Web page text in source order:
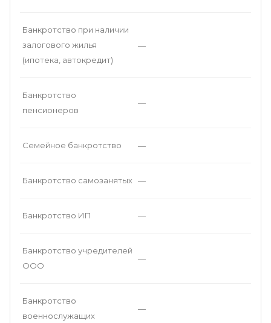
Банкротство при наличии
залогового жилья
(ипотека, автокредит)
—
Банкротство
пенсионеров
—
Семейное банкротство —
Банкротство самозанятых —
Банкротство ИП —
Банкротство учредителей
ООО
—
Банкротство
военнослужащих
—